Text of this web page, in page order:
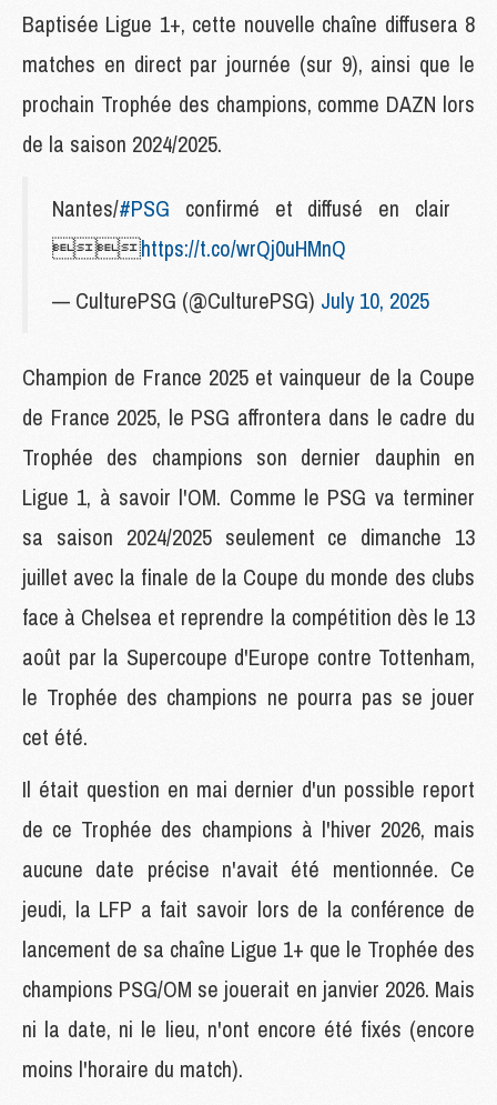
Baptisée Ligue 1+, cette nouvelle chaîne diffusera 8
matches en direct par journée (sur 9), ainsi que le
prochain Trophée des champions, comme DAZN lors
de la saison 2024/2025.
Nantes/#PSG confirmé et diffusé en clair
https://t.co/wrQj0uHMnQ
— CulturePSG (@CulturePSG) July 10, 2025
Champion de France 2025 et vainqueur de la Coupe
de France 2025, le PSG affrontera dans le cadre du
Trophée des champions son dernier dauphin en
Ligue 1, à savoir l'OM. Comme le PSG va terminer
sa saison 2024/2025 seulement ce dimanche 13
juillet avec la finale de la Coupe du monde des clubs
face à Chelsea et reprendre la compétition dès le 13
août par la Supercoupe d'Europe contre Tottenham,
le Trophée des champions ne pourra pas se jouer
cet été.
Il était question en mai dernier d'un possible report
de ce Trophée des champions à l'hiver 2026, mais
aucune date précise n'avait été mentionnée. Ce
jeudi, la LFP a fait savoir lors de la conférence de
lancement de sa chaîne Ligue 1+ que le Trophée des
champions PSG/OM se jouerait en janvier 2026. Mais
ni la date, ni le lieu, n'ont encore été fixés (encore
moins l'horaire du match).